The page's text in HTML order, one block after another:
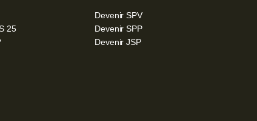
25
Devenir SPV
Devenir SPP
Devenir JSP